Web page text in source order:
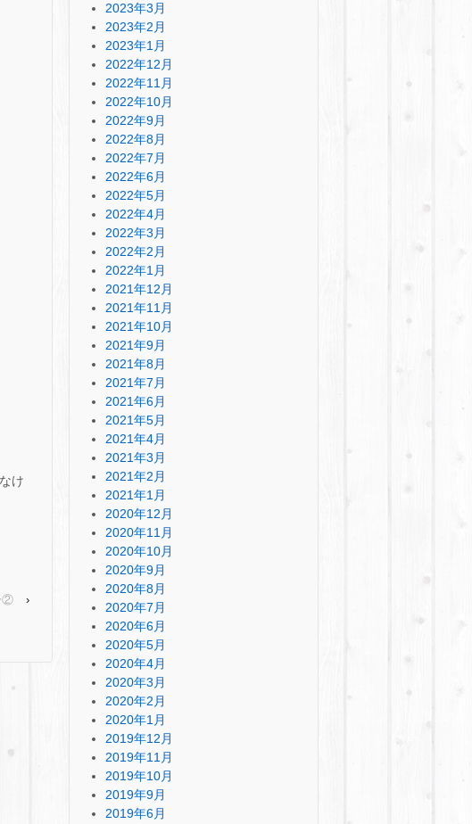
け
② ›
2023年3月
2023年2月
2023年1月
2022年12月
2022年11月
2022年10月
2022年9月
2022年8月
2022年7月
2022年6月
2022年5月
2022年4月
2022年3月
2022年2月
2022年1月
2021年12月
2021年11月
2021年10月
2021年9月
2021年8月
2021年7月
2021年6月
2021年5月
2021年4月
2021年3月
2021年2月
2021年1月
2020年12月
2020年11月
2020年10月
2020年9月
2020年8月
2020年7月
2020年6月
2020年5月
2020年4月
2020年3月
2020年2月
2020年1月
2019年12月
2019年11月
2019年10月
2019年9月
2019年6月